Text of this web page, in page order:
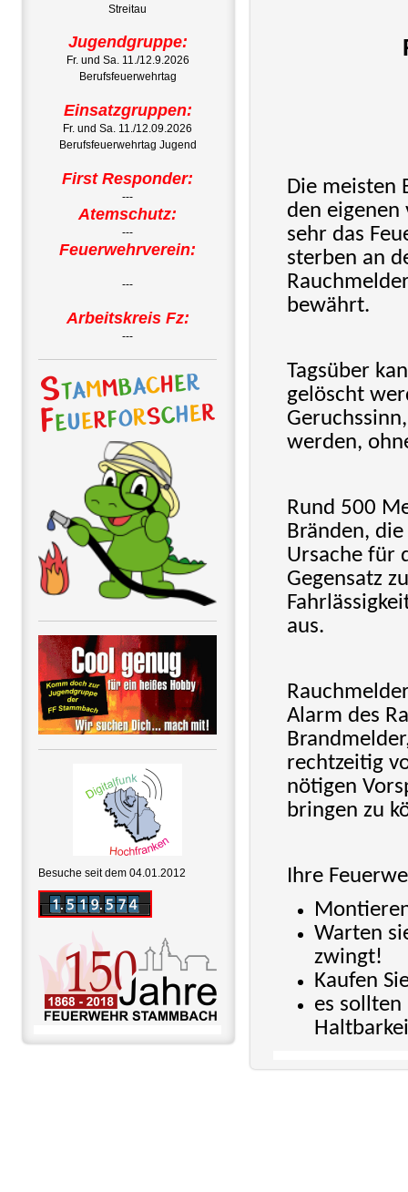
Streitau
Jugendgruppe:
Fr. und Sa. 11./12.9.2026
Berufsfeuerwehrtag
Einsatzgruppen:
Fr. und Sa. 11./12.09.2026
Berufsfeuerwehrtag Jugend
First Responder:
---
Atemschutz:
---
Feuerwehrverein:
---
Arbeitskreis Fz:
---
Besuche seit dem 04.01.2012
Die meisten
den
sehr das
sterben an
bewährt.
Tagsüber
gelöscht
werden,
Rund 500
Bränden,
Ursache für
Gegensatz
aus.
Alarm des
rechtzeitig
nötigen
bringen zu
Ihre
Warten
zwingt!
Kaufen
es